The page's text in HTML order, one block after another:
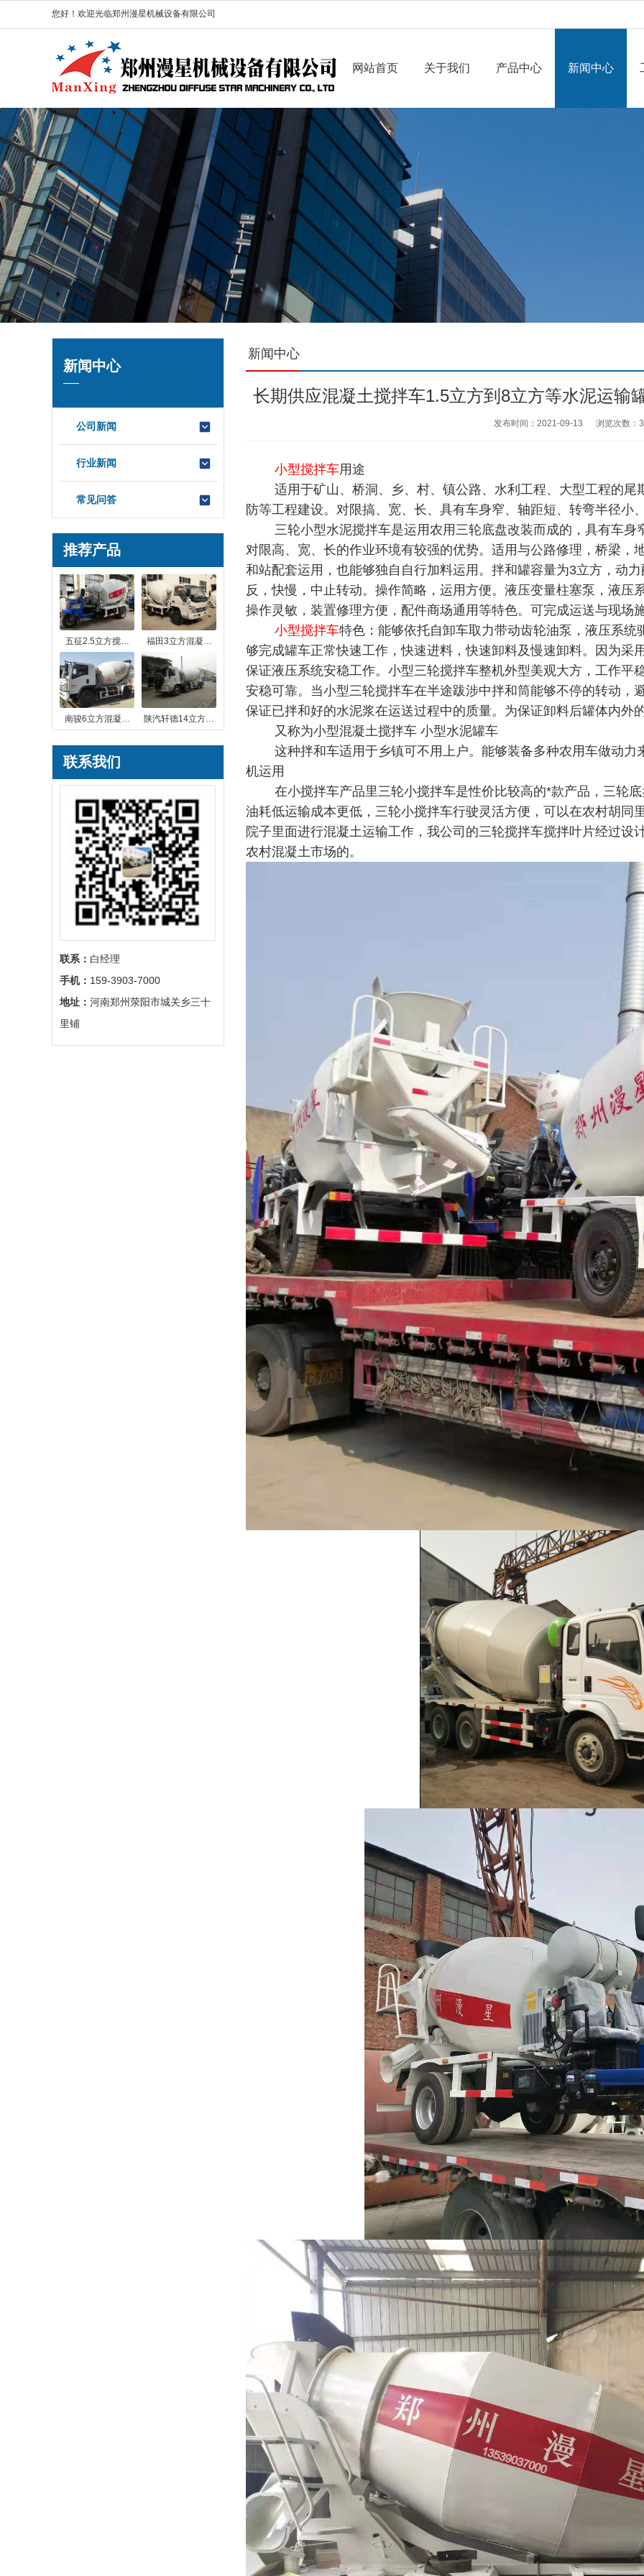
您好！欢迎光临郑州漫星机械设备有限公司
网站首页 关于我们 产品中心 新闻中心
新闻中心
公司新闻
行业新闻
常见问答
推荐产品
五征2.5立方搅… 福田3立方混凝…
南骏6立方混凝… 陕汽轩德14立方…
联系我们
联系： 白经理
手机： 159-3903-7000
地址： 河南郑州荥阳市城关乡三十
里铺
新闻中心
长期供应混凝土搅拌车1.5立方到8立方等水泥运输
发布时间：2021-09-13 浏览次数：
小型搅拌车用途
适用于矿山、桥洞、乡、村、镇公路、水利工程、大型工程的尾
防等工程建设。对限搞、宽、长、具有车身窄、轴距短、转弯半径小
三轮小型水泥搅拌车是运用农用三轮底盘改装而成的，具有车身
对限高、宽、长的作业环境有较强的优势。适用与公路修理，桥梁，
和站配套运用，也能够独自自行加料运用。拌和罐容量为3立方，动
反，快慢，中止转动。操作简略，运用方便。液压变量柱塞泵，液压
操作灵敏，装置修理方便，配件商场通用等特色。可完成运送与现场
小型搅拌车特色：能够依托自卸车取力带动齿轮油泵，液压系
够完成罐车正常快速工作，快速进料，快速卸料及慢速卸料。因为采
保证液压系统安稳工作。小型三轮搅拌车整机外型美观大方，工作平
安稳可靠。当小型三轮搅拌车在半途跋涉中拌和筒能够不停的转动，
保证已拌和好的水泥浆在运送过程中的质量。为保证卸料后罐体内外
又称为小型混凝土搅拌车 小型水泥罐车
这种拌和车适用于乡镇可不用上户。能够装备多种农用车做动力
机运用
在小搅拌车产品里三轮小搅拌车是性价比较高的*款产品，三轮底
油耗低运输成本更低，三轮小搅拌车行驶灵活方便，可以在农村胡同
院子里面进行混凝土运输工作，我公司的三轮搅拌车搅拌叶片经过设
农村混凝土市场的。